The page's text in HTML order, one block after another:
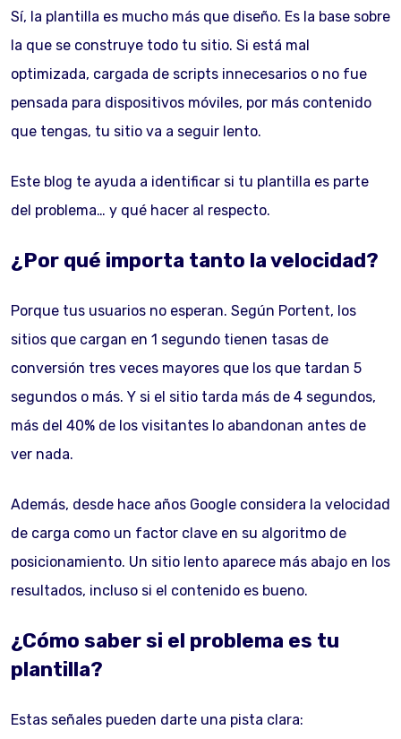
Sí, la plantilla es mucho más que diseño. Es la base sobre
la que se construye todo tu sitio. Si está mal
optimizada, cargada de scripts innecesarios o no fue
pensada para dispositivos móviles, por más contenido
que tengas, tu sitio va a seguir lento.
Este blog te ayuda a identificar si tu plantilla es parte
del problema… y qué hacer al respecto.
¿Por qué importa tanto la velocidad?
Porque tus usuarios no esperan. Según Portent, los
sitios que cargan en 1 segundo tienen tasas de
conversión tres veces mayores que los que tardan 5
segundos o más. Y si el sitio tarda más de 4 segundos,
más del 40% de los visitantes lo abandonan antes de
ver nada.
Además, desde hace años Google considera la velocidad
de carga como un factor clave en su algoritmo de
posicionamiento. Un sitio lento aparece más abajo en los
resultados, incluso si el contenido es bueno.
¿Cómo saber si el problema es tu
plantilla?
Estas señales pueden darte una pista clara: